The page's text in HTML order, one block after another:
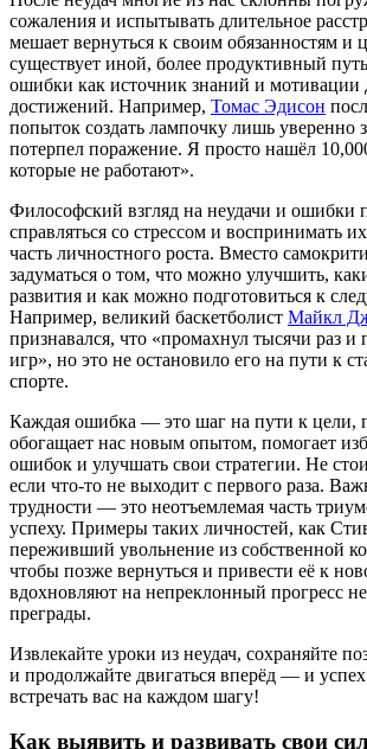
сожаления и испытывать длительное
мешает вернуться к своим обязанностям и
существует иной, более продуктивный
ошибки как источник знаний и мотивации
достижений. Например, Томас Эдисон
попыток создать лампочку лишь уверенно
потерпел поражение. Я просто нашёл
которые не работают».
Философский взгляд на неудачи и ошибки
справляться со стрессом и воспринимать
часть личностного роста. Вместо
задуматься о том, что можно улучшить,
развития и как можно подготовиться к
Например, великий баскетболист Майкл
признавался, что «промахнул тысячи раз и
игр», но это не остановило его на пути к
спорте.
Каждая ошибка — это шаг на пути к цели,
обогащает нас новым опытом, помогает
ошибок и улучшать свои стратегии. Не
если что-то не выходит с первого раза.
трудности — это неотъемлемая часть
успеху. Примеры таких личностей, как
переживший увольнение из собственной
чтобы позже вернуться и привести её к
вдохновляют на непреклонный прогресс
преграды.
Извлекайте уроки из неудач, сохраняйте
и продолжайте двигаться вперёд — и
встречать вас на каждом шагу!
Как выявить и развивать свои